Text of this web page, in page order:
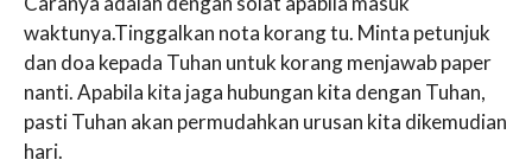
waktunya.Tinggalkan nota korang tu. Minta petunjuk
dan doa kepada Tuhan untuk korang menjawab paper
nanti. Apabila kita jaga hubungan kita dengan Tuhan,
pasti Tuhan akan permudahkan urusan kita dikemudian
hari.